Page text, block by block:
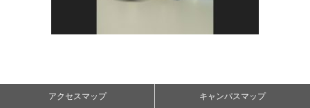
アクセスマップ キャンパスマップ